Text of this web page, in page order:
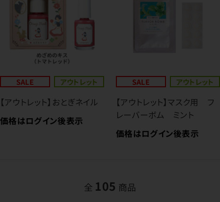
SALE アウトレット
【アウトレット】おとぎネイル
価格はログイン後表示
SALE アウトレット
【アウトレット】マスク用 フ
レーバーボム ミント
価格はログイン後表示
全 105 商品